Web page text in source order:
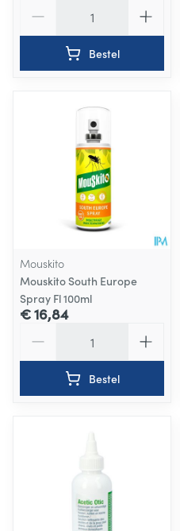
Bestel
Mouskito
Mouskito South Europe
Spray Fl 100ml
€ 16,84
Bestel